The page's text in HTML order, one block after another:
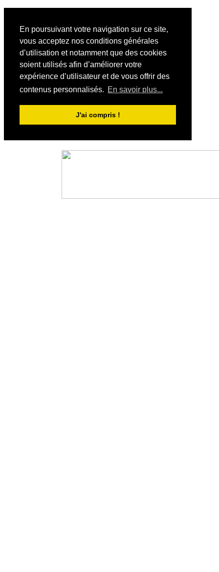
En poursuivant votre navigation sur ce site,
vous acceptez nos conditions générales
d’utilisation et notamment que des cookies
soient utilisés afin d’améliorer votre
expérience d’utilisateur et de vous offrir des
contenus personnalisés. En savoir plus...
J'ai compris !